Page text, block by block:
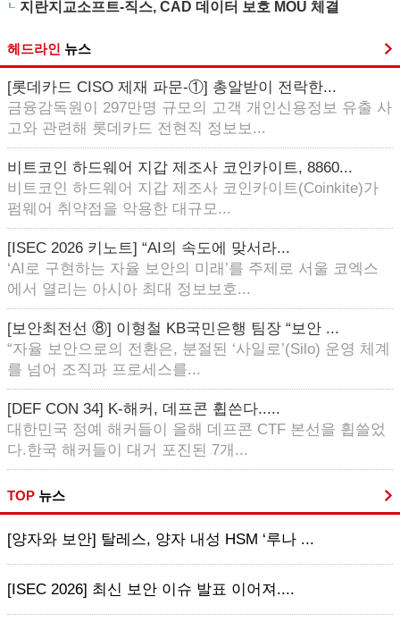
지란지교소프트-직스, CAD 데이터 보호 MOU 체결
헤드라인 뉴스
[롯데카드 CISO 제재 파문-①] 총알받이 전락한...
금융감독원이 297만명 규모의 고객 개인신용정보 유출 사
고와 관련해 롯데카드 전현직 정보보...
비트코인 하드웨어 지갑 제조사 코인카이트, 8860...
비트코인 하드웨어 지갑 제조사 코인카이트(Coinkite)가
펌웨어 취약점을 악용한 대규모...
[ISEC 2026 키노트] “AI의 속도에 맞서라...
‘AI로 구현하는 자율 보안의 미래’를 주제로 서울 코엑스
에서 열리는 아시아 최대 정보보호...
[보안최전선 ⑧] 이형철 KB국민은행 팀장 “보안 ...
“자율 보안으로의 전환은, 분절된 ‘사일로’(Silo) 운영 체계
를 넘어 조직과 프로세스를...
[DEF CON 34] K-해커, 데프콘 휩쓴다.....
대한민국 정예 해커들이 올해 데프콘 CTF 본선을 휩쓸었
다.한국 해커들이 대거 포진된 7개...
TOP 뉴스
[양자와 보안] 탈레스, 양자 내성 HSM ‘루나 ...
[ISEC 2026] 최신 보안 이슈 발표 이어져....